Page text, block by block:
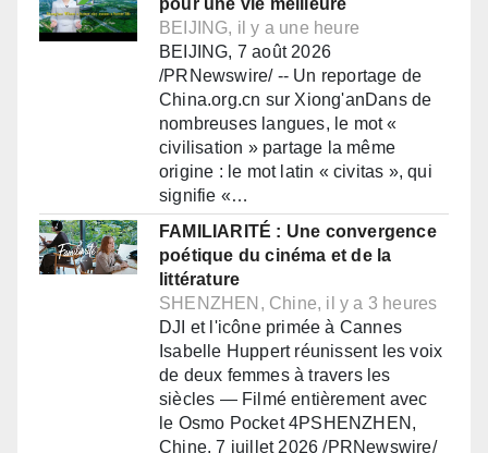
BEIJING, il y a une heure
BEIJING, 7 août 2026
/PRNewswire/ -- Un reportage de
China.org.cn sur Xiong'anDans de
nombreuses langues, le mot «
civilisation » partage la même
origine : le mot latin « civitas », qui
signifie «…
FAMILIARITÉ : Une convergence
poétique du cinéma et de la
littérature
SHENZHEN, Chine, il y a 3 heures
DJI et l'icône primée à Cannes
Isabelle Huppert réunissent les voix
de deux femmes à travers les
siècles — Filmé entièrement avec
le Osmo Pocket 4PSHENZHEN,
Chine, 7 juillet 2026 /PRNewswire/